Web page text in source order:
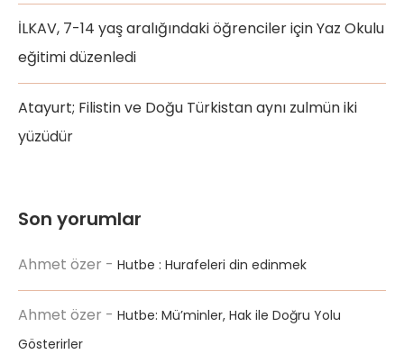
İLKAV, 7-14 yaş aralığındaki öğrenciler için Yaz Okulu
eğitimi düzenledi
Atayurt; Filistin ve Doğu Türkistan aynı zulmün iki
yüzüdür
Son yorumlar
Ahmet özer - Hutbe : Hurafeleri din edinmek
Ahmet özer - Hutbe: Mü’minler, Hak ile Doğru Yolu
Gösterirler